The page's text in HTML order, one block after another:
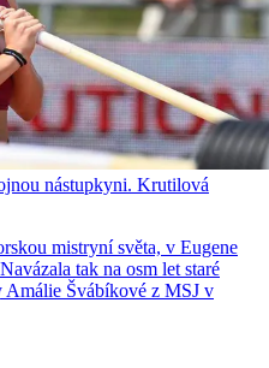
nástupkyni. Krutilová
mistryní světa, v Eugene
tak na osm let staré
Amálie Švábíkové z MSJ v